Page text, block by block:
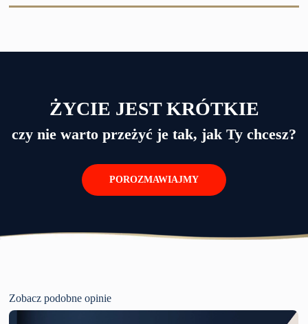
ŻYCIE JEST KRÓTKIE
czy nie warto przeżyć je tak, jak Ty chcesz?
POROZMAWIAJMY
Zobacz podobne opinie